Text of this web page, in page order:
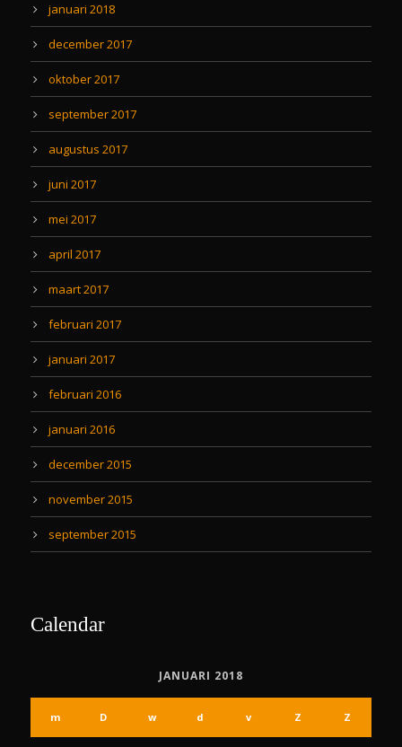
januari 2018
december 2017
oktober 2017
september 2017
augustus 2017
juni 2017
mei 2017
april 2017
maart 2017
februari 2017
januari 2017
februari 2016
januari 2016
december 2015
november 2015
september 2015
Calendar
JANUARI 2018
m D w d v Z Z